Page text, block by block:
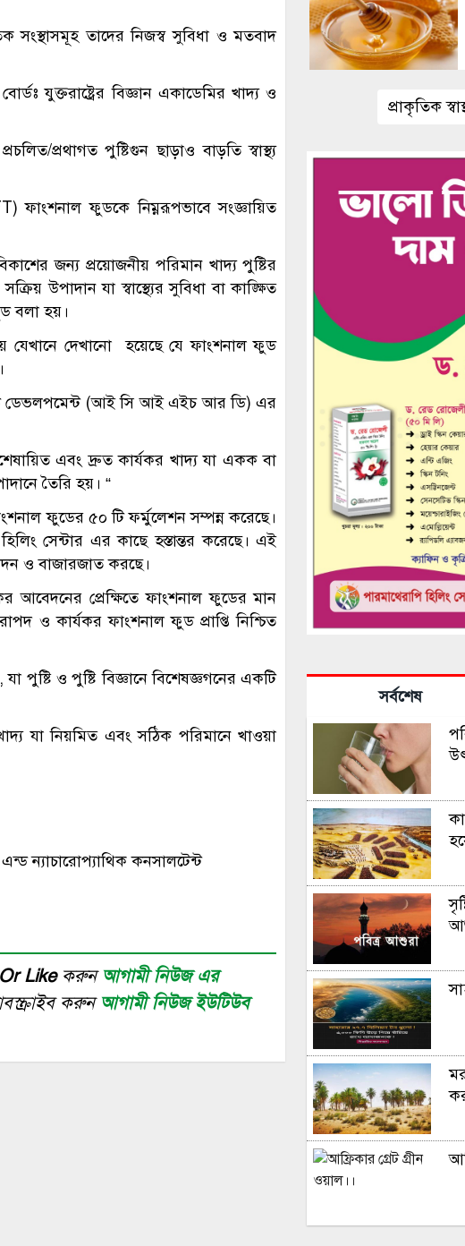
সংস্থাসমূহ তাদের নিজস্ব সুবিধা ও মতবাদ
যুক্তরাষ্ট্রের বিজ্ঞান একাডেমির খাদ্য ও
প্রথাগত পুষ্টিগুন ছাড়াও বাড়তি স্বাস্থ্য
ফুডকে নিম্নরূপভাবে সংজ্ঞায়িত
জন্য প্রয়োজনীয় পরিমান খাদ্য পুষ্টির
উপাদান যা স্বাস্থ্যের সুবিধা বা কাঙ্ক্ষিত
বলা হয়।
যেখানে দেখানো হয়েছে যে ফাংশনাল ফুড
এন্ড ডেভলপমেন্ট (আই সি আই এইচ আর ডি) এর
এবং দ্রুত কার্যকর খাদ্য যা একক বা
তৈরি হয়। “
ফুডের ৫০ টি ফর্মুলেশন সম্পন্ন করেছে।
সেন্টার এর কাছে হস্তান্তর করেছে। এই
ও বাজারজাত করছে।
আবেদনের প্রেক্ষিতে ফাংশনাল ফুডের মান
ও কার্যকর ফাংশনাল ফুড প্রাপ্তি নিশ্চিত
পুষ্টি ও পুষ্টি বিজ্ঞানে বিশেষজ্ঞগনের একটি
যা নিয়মিত এবং সঠিক পরিমানে খাওয়া
ন্যাচারোপ্যাথিক কনসালটেন্ট
Likeকরুন আগামী নিউজ এর
করুন আগামী নিউজ ইউটিউব
প্রাকৃতিক
সর্বশেষ